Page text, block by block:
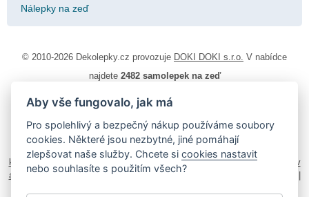
Nálepky na zeď
© 2010-2026 Dekolepky.cz provozuje DOKI DOKI s.r.o. V nabídce
najdete 2482 samolepek na zeď
Návod k lepení|Životnost samolepek na zeď
podmínky|Ochrana osobních údajů|Cookies |Reklamační řád
Impressum
samolepky na auto |fotomagnetky na lednici fotokalendáře
kühlschrank fotomagnete
foto magnesy na lodówkę|samolepky dieťa v
aute |logoprinty |nálepky na stenu | dárky pro ženy
Aby vše fungovalo, jak má
Pro spolehlivý a bezpečný nákup používáme soubory
cookies. Některé jsou nezbytné, jiné pomáhají
zlepšovat naše služby. Chcete sicookies nastavit
nebo souhlasíte s použitím všech?